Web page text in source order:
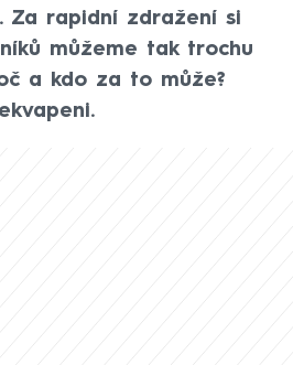
Za rapidní zdražení si
můžeme tak trochu
a kdo za to může?